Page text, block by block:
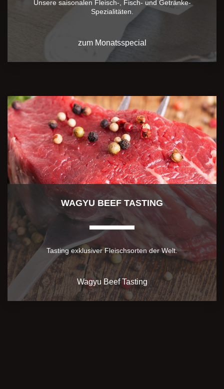
Unsere saisonalen Fleisch-, Fisch- und Getränke-
Spezialitäten.
zum Monatsspecial
WAGYU BEEF TASTING
Tasting exklusiver Fleischsorten der Welt.
Wagyu Beef Tasting